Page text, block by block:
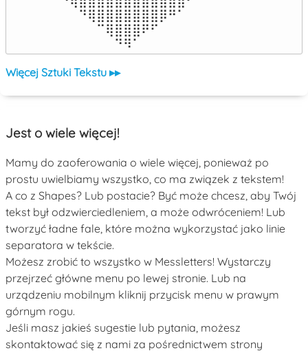
⠀⠀⠀⠙⢿⣿⣿⣿⣿⣿⣿⣿⡿⠛⠁⠀⠀
⠀⠀⠀⠀⠀⠉⢿⣿⣿⣿⠟⠋⠀⠀⠀⠀⠀
⠀⠀⠀⠀⠀⠀⠀⠙⠻⠁⠀⠀⠀⠀⠀⠀⠀⠀⠀⠀⠀⠀⠀
Więcej Sztuki Tekstu ▸▸
Jest o wiele więcej!
Mamy do zaoferowania o wiele więcej, ponieważ po
prostu uwielbiamy wszystko, co ma związek z tekstem!
A co z Shapes? Lub postacie? Być może chcesz, aby Twój
tekst był odzwierciedleniem, a może odwróceniem! Lub
tworzyć ładne fale, które można wykorzystać jako linie
separatora w tekście.
Możesz zrobić to wszystko w Messletters! Wystarczy
przejrzeć główne menu po lewej stronie. Lub na
urządzeniu mobilnym kliknij przycisk menu w prawym
górnym rogu.
Jeśli masz jakieś sugestie lub pytania, możesz
skontaktować się z nami za pośrednictwem strony